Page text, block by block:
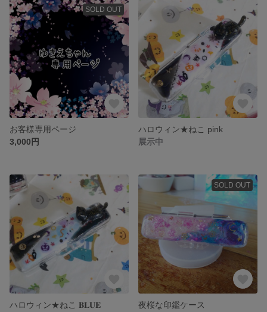
SOLD OUT
お客様専用ページ
3,000円
ハロウィン★ねこ pink
展示中
ハロウィン★ねこ 𝐁𝐋𝐔𝐄
SOLD OUT
夜桜な印鑑ケース